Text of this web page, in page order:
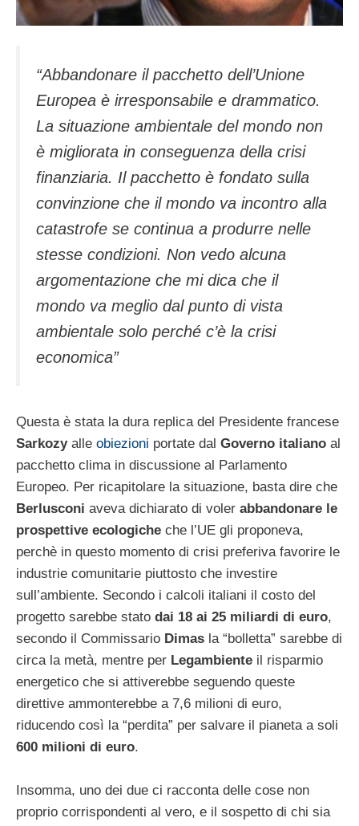
“Abbandonare il pacchetto dell’Unione
Europea è irresponsabile e drammatico.
La situazione ambientale del mondo non
è migliorata in conseguenza della crisi
finanziaria. Il pacchetto è fondato sulla
convinzione che il mondo va incontro alla
catastrofe se continua a produrre nelle
stesse condizioni. Non vedo alcuna
argomentazione che mi dica che il
mondo va meglio dal punto di vista
ambientale solo perché c’è la crisi
economica”
Questa è stata la dura replica del Presidente francese
Sarkozy alle obiezioni portate dal Governo italiano al
pacchetto clima in discussione al Parlamento
Europeo. Per ricapitolare la situazione, basta dire che
Berlusconi aveva dichiarato di voler abbandonare le
prospettive ecologiche che l’UE gli proponeva,
perchè in questo momento di crisi preferiva favorire le
industrie comunitarie piuttosto che investire
sull’ambiente. Secondo i calcoli italiani il costo del
progetto sarebbe stato dai 18 ai 25 miliardi di euro,
secondo il Commissario Dimas la “bolletta” sarebbe di
circa la metà, mentre per Legambiente il risparmio
energetico che si attiverebbe seguendo queste
direttive ammonterebbe a 7,6 milioni di euro,
riducendo così la “perdita” per salvare il pianeta a soli
600 milioni di euro.
Insomma, uno dei due ci racconta delle cose non
proprio corrispondenti al vero, e il sospetto di chi sia